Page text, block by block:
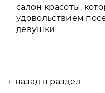
салон красоты,
удовольствием
девушки
← назад в раздел